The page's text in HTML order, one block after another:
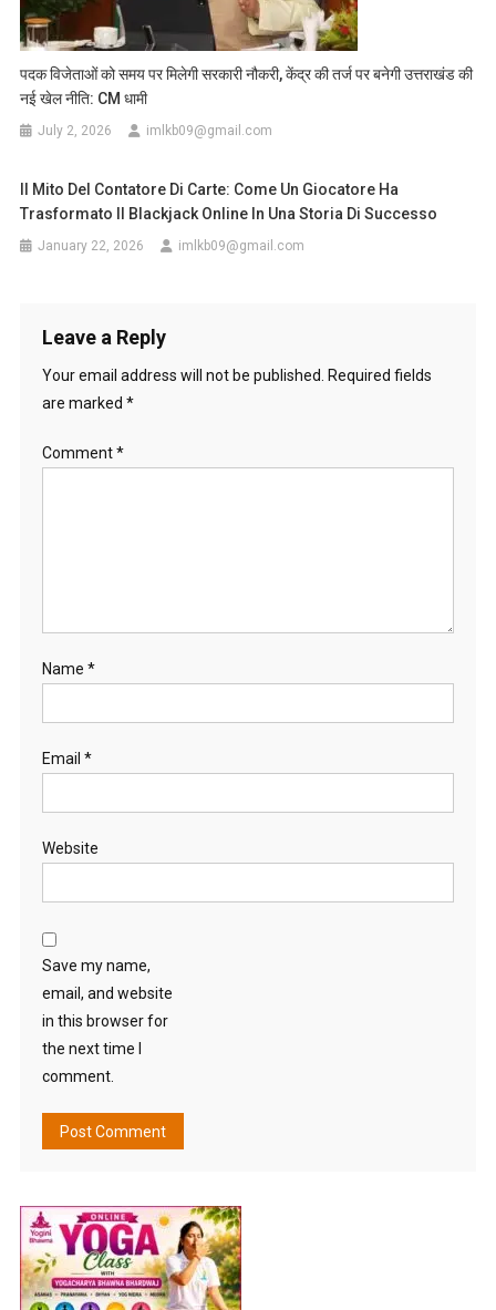
पदक विजेताओं को समय पर मिलेगी सरकारी नौकरी, केंद्र की तर्ज पर बनेगी उत्तराखंड की
नई खेल नीति: CM धामी
July 2, 2026 imlkb09@gmail.com
Il Mito Del Contatore Di Carte: Come Un Giocatore Ha
Trasformato Il Blackjack Online In Una Storia Di Successo
January 22, 2026 imlkb09@gmail.com
Leave a Reply
Your email address will not be published.
Required fields
are marked *
Comment*
Name *
Email *
Website
Save my name,
email, and website
in this browser for
the next time I
comment.